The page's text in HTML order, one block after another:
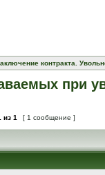
контракта.
при
из 1 [ 1 сообщение ]